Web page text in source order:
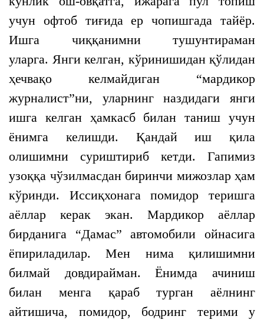
учун офтоб тиғида ер чопишгада тайёр.
Ишга чиққанимни тушунтираман
уларга. Янги келган, кўринишидан қўлидан
ҳечвақо келмайдиган “мардикор
журналист”ни, уларнинг наздидаги янги
ишга келган ҳамкасб билан таниш учун
ёнимга келишди. Қандай иш қила
олишимни суриштириб кетди. Гапимиз
узоққа чўзилмасдан биринчи мижозлар ҳам
кўринди. Иссиқхонага помидор теришга
аёллар керак экан. Мардикор аёллар
бирданига “Дамас” автомобили ойнасига
ёпириладилар. Мен нима қилишимни
билмай довдирайман. Ёнимда ачиниш
билан менга қараб турган аёлнинг
айтишича, помидор, бодринг терими у